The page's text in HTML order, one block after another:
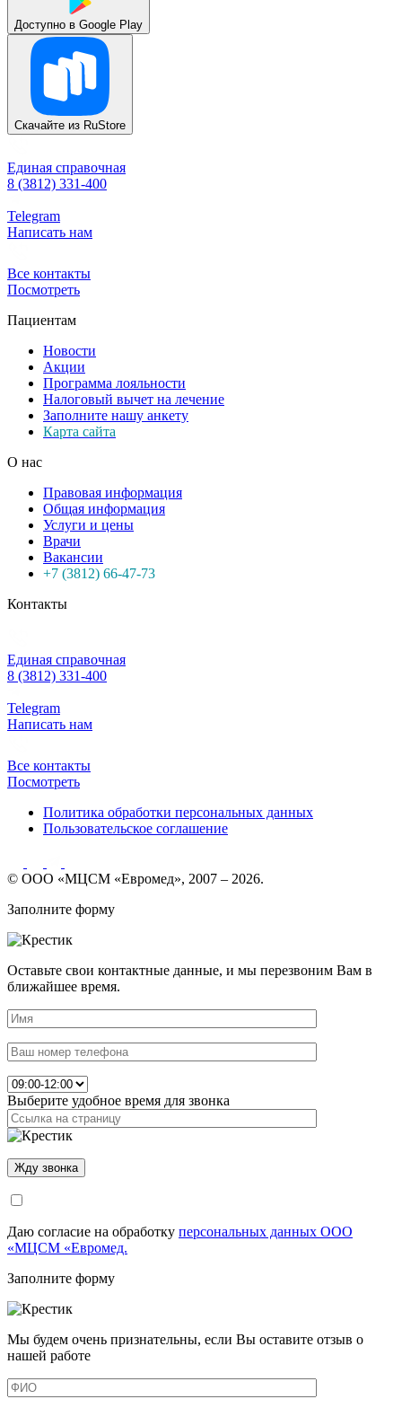
Доступно в Google Play
Скачайте из RuStore
Единая справочная
8 (3812) 331-400
Telegram
Написать нам
Все контакты
Посмотреть
Пациентам
Новости
Акции
Программа лояльности
Налоговый вычет на лечение
Заполните нашу анкету
Карта сайта
О нас
Правовая информация
Общая информация
Услуги и цены
Врачи
Вакансии
+7 (3812) 66-47-73
Контакты
Единая справочная
8 (3812) 331-400
Telegram
Написать нам
Все контакты
Посмотреть
Политика обработки персональных данных
Пользовательское соглашение
© ООО «МЦСМ «Евромед», 2007 – 2026.
Заполните форму
Оставьте свои контактные данные, и мы перезвоним Вам в
ближайшее время.
Выберите удобное время для звонка
Даю согласие на обработку персональных данных ООО
«МЦСМ «Евромед.
Заполните форму
Мы будем очень признательны, если Вы оставите отзыв о
нашей работе